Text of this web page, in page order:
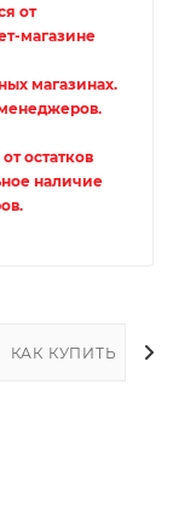
от
магазине
магазинах.
остатков
наличие
КАК КУПИТЬ